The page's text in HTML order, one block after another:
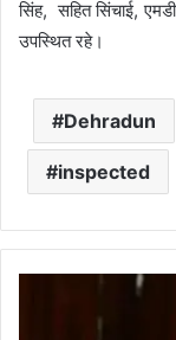
सिंह, सहित सिंचाई,
उपस्थित रहे।
Dehradun
inspected